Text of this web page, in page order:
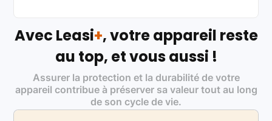
Avec Leasi+, votre appareil reste
au top, et vous aussi !
Assurer la protection et la durabilité de votre
appareil contribue à préserver sa valeur tout au long
de son cycle de vie.